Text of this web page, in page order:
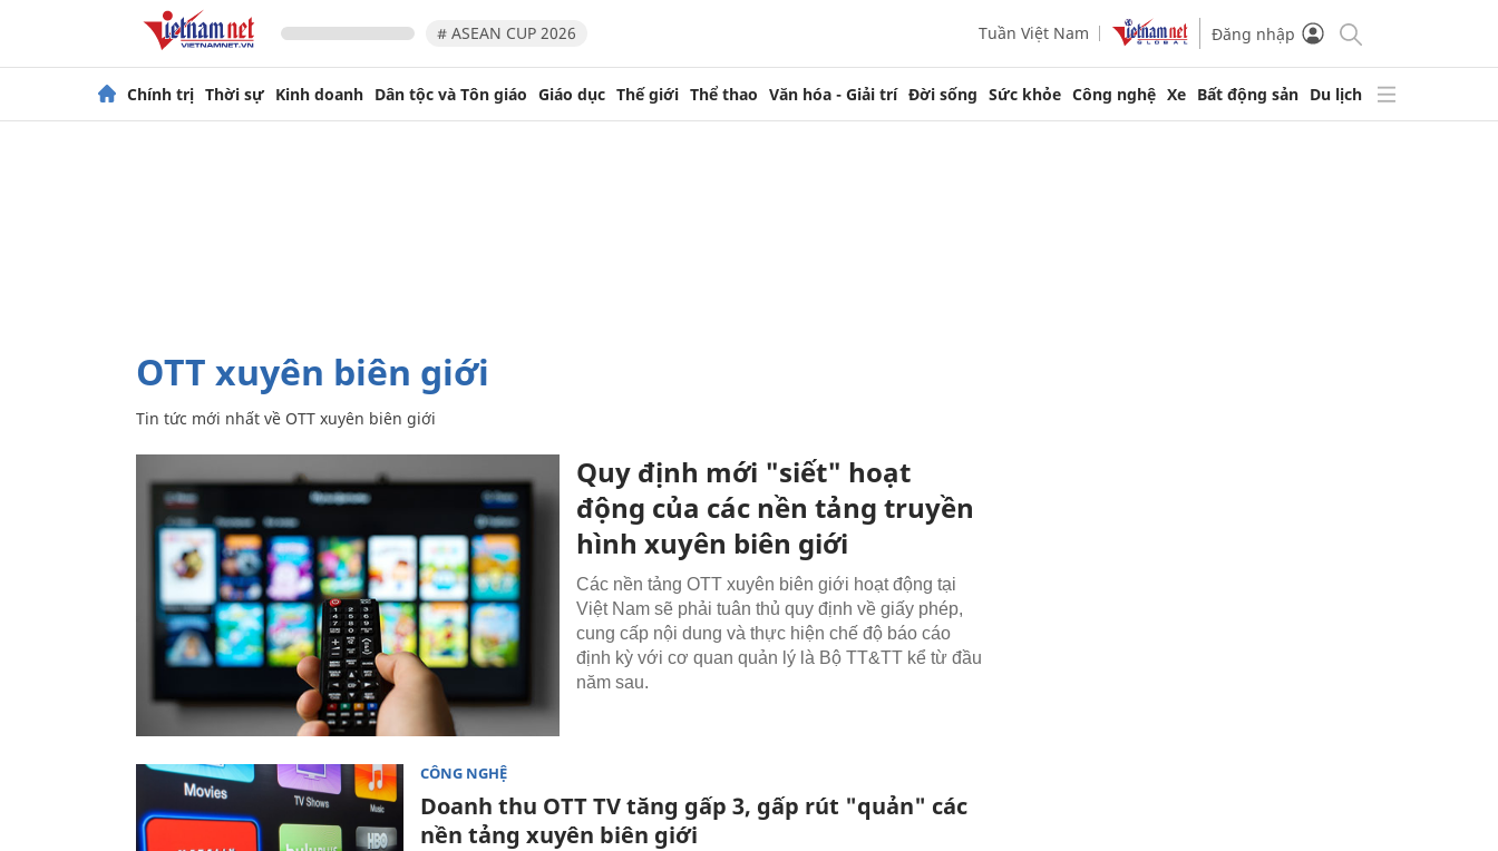
# ASEAN CUP 2026 Tuần Việt Nam Đăng nhập
Chính trị Thời sự Kinh doanh Dân tộc và Tôn giáo Giáo dục Thế giới Thể thao Văn hóa - Giải trí Đời sống Sức khỏe Công nghệ Xe Bất động sản Du lịch
OTT xuyên biên giới
Tin tức mới nhất về OTT xuyên biên giới
Quy định mới "siết" hoạt
động của các nền tảng truyền
hình xuyên biên giới
Các nền tảng OTT xuyên biên giới hoạt động tại
Việt Nam sẽ phải tuân thủ quy định về giấy phép,
cung cấp nội dung và thực hiện chế độ báo cáo
định kỳ với cơ quan quản lý là Bộ TT&TT kể từ đầu
năm sau.
CÔNG NGHỆ
Doanh thu OTT TV tăng gấp 3, gấp rút "quản" các
nền tảng xuyên biên giới